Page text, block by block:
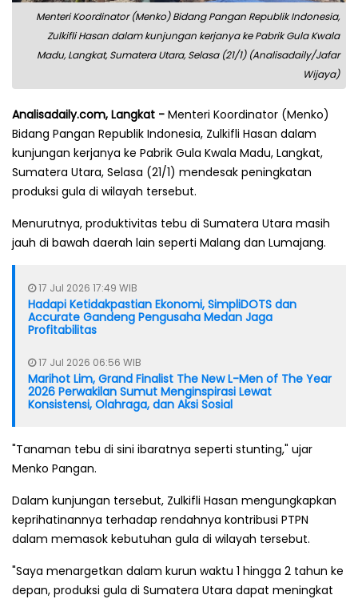
Menteri Koordinator (Menko) Bidang Pangan Republik Indonesia,
Zulkifli Hasan dalam kunjungan kerjanya ke Pabrik Gula Kwala
Madu, Langkat, Sumatera Utara, Selasa (21/1) (Analisadaily/Jafar
Wijaya)
Analisadaily.com, Langkat - Menteri Koordinator (Menko)
Bidang Pangan Republik Indonesia, Zulkifli Hasan dalam
kunjungan kerjanya ke Pabrik Gula Kwala Madu, Langkat,
Sumatera Utara, Selasa (21/1) mendesak peningkatan
produksi gula di wilayah tersebut.
Menurutnya, produktivitas tebu di Sumatera Utara masih
jauh di bawah daerah lain seperti Malang dan Lumajang.
17 Jul 2026 17:49 WIB
Hadapi Ketidakpastian Ekonomi, SimpliDOTS dan
Accurate Gandeng Pengusaha Medan Jaga
Profitabilitas
17 Jul 2026 06:56 WIB
Marihot Lim, Grand Finalist The New L-Men of The Year
2026 Perwakilan Sumut Menginspirasi Lewat
Konsistensi, Olahraga, dan Aksi Sosial
"Tanaman tebu di sini ibaratnya seperti stunting," ujar
Menko Pangan.
Dalam kunjungan tersebut, Zulkifli Hasan mengungkapkan
keprihatinannya terhadap rendahnya kontribusi PTPN
dalam memasok kebutuhan gula di wilayah tersebut.
"Saya menargetkan dalam kurun waktu 1 hingga 2 tahun ke
depan, produksi gula di Sumatera Utara dapat meningkat